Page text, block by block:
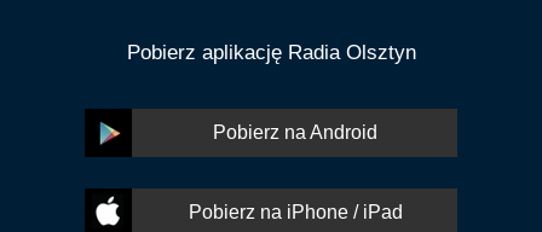
Pobierz aplikację Radia Olsztyn
Pobierz na Android
Pobierz na iPhone / iPad